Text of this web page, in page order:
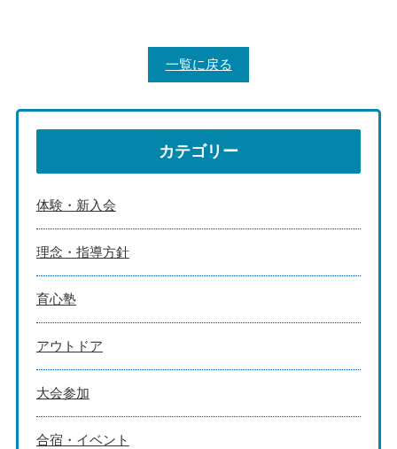
一覧に戻る
カテゴリー
体験・新入会
理念・指導方針
育心塾
アウトドア
大会参加
合宿・イベント